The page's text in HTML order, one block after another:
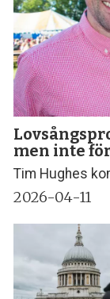
men inte
Tim Hughes
2026-04-11